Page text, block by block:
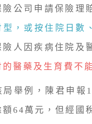
險公司申請保險理
型，或按住院日數
險人因疾病住院及
的醫藥及生育費不
例，陳君申報
額64萬元，但經國